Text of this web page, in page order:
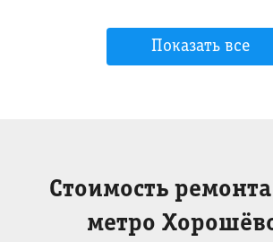
Показать все
Стоимость
метро